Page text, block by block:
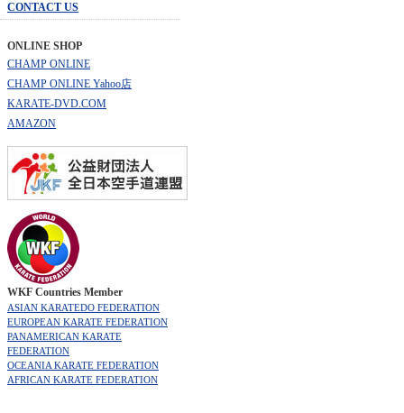
CONTACT US
ONLINE SHOP
CHAMP ONLINE
CHAMP ONLINE Yahoo店
KARATE-DVD.COM
AMAZON
WKF Countries Member
ASIAN KARATEDO FEDERATION
EUROPEAN KARATE FEDERATION
PANAMERICAN KARATE
FEDERATION
OCEANIA KARATE FEDERATION
AFRICAN KARATE FEDERATION